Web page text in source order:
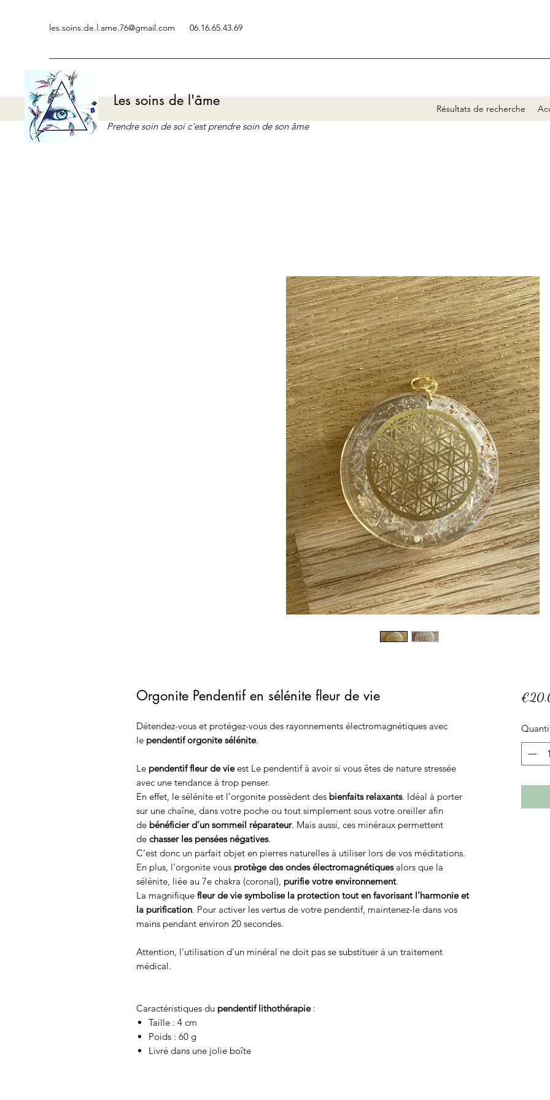
les.soins.de.l.ame.76@gmail.com 06.16.65.43.69
Les soins de l'âme Résultats de recherche
Prendre soin de soi c'est prendre soin de son âme
Orgonite Pendentif en sélénite fleur de vie
Détendez-vous et protégez-vous des rayonnements électromagnétiques avec
le pendentif orgonite sélénite.
Le pendentif fleur de vieest Le pendentif à avoir si vous êtes de nature stressée
avec une tendance à trop penser.
En effet, le sélénite et l’orgonite possèdent des bienfaits relaxants. Idéal à porter
sur une chaîne, dans votre poche ou tout simplement sous votre oreiller afin
de bénéficier d’un sommeil réparateur. Mais aussi, ces minéraux permettent
de chasser les pensées négatives.
C’est donc un parfait objet en pierres naturelles à utiliser lors de vos méditations.
En plus, l’orgonite vous protège des ondes électromagnétiquesalors que la
sélénite, liée au 7e chakra (coronal), purifie votre environnement.
La magnifique fleur de vie symbolise la protection tout en favorisant l’harmonie et
la purification. Pour activer les vertus de votre pendentif, maintenez-le dans vos
mains pendant environ 20 secondes.
Attention, l’utilisation d’un minéral ne doit pas se substituer à un traitement
médical.
Caractéristiques du pendentif lithothérapie:
Taille : 4 cm
Poids : 60 g
Livré dans une jolie boîte